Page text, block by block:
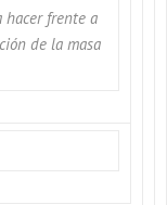
hacer frente a
de la masa